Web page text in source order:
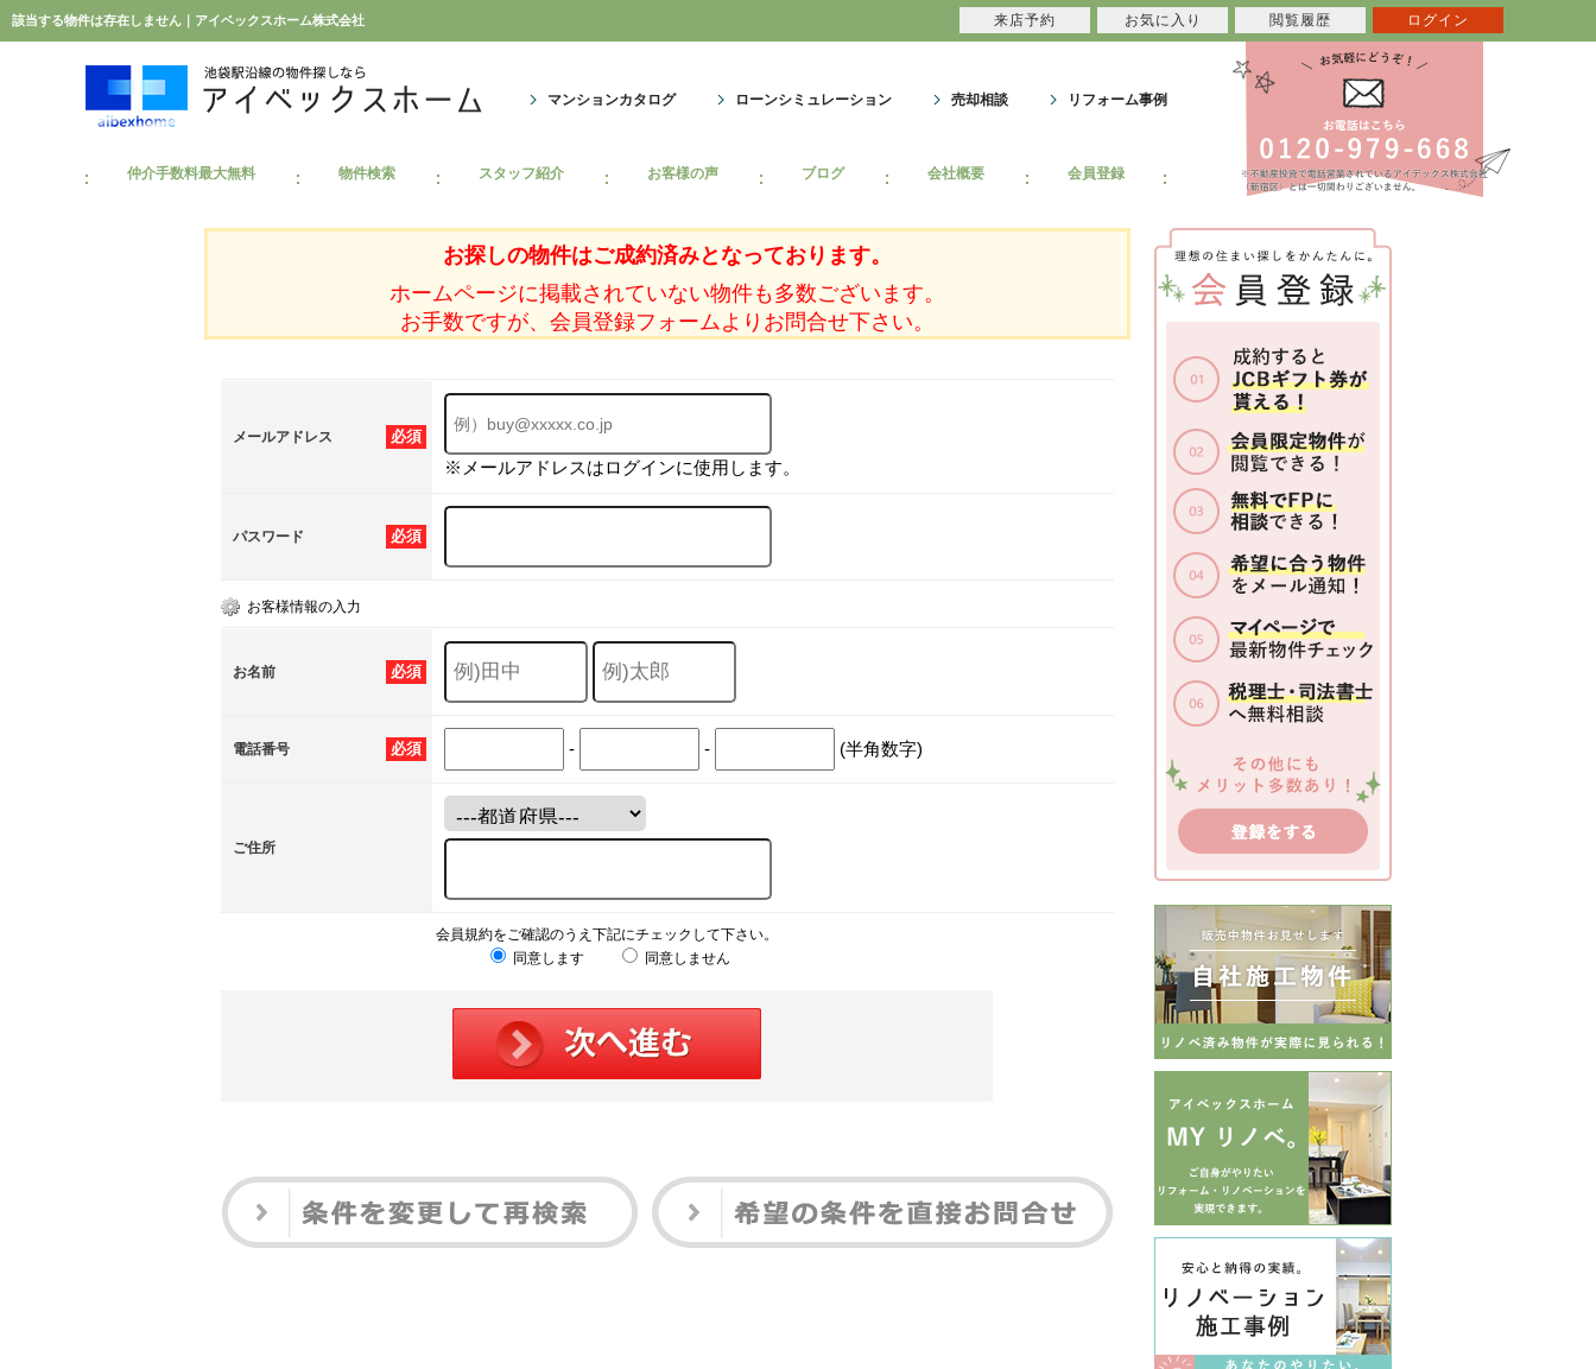
該当する物件は存在しません｜アイベックスホーム株式会社
マンションカタログ ローンシミュレーション 売却相談 リフォーム事例
仲介手数料最大無料 物件検索 スタッフ紹介 お客様の声 ブログ 会社概要 会員登録
お探しの物件はご成約済みとなっております。
ホームページに掲載されていない物件も多数ございます。
お手数ですが、会員登録フォームよりお問合せ下さい。
必須
メールアドレス
※メールアドレスはログインに使用します。
必須
パスワード
お客様情報の入力
必須
お名前
必須
電話番号 - - (半角数字)
ご住所
会員規約をご確認のうえ下記にチェックして下さい。
同意します
同意しません
来店予約 お気に入り 閲覧履歴 ログイン